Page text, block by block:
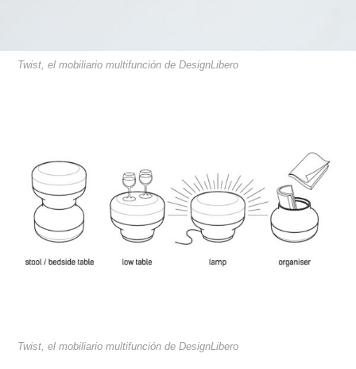
Twist, el mobiliario multifunción de DesignLibero
Twist, el mobiliario multifunción de DesignLibero